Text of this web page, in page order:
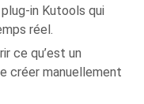
in Kutools qui
réel.
ce qu’est un
créer manuellement